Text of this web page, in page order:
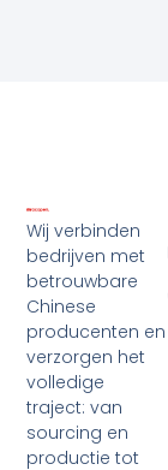
Wij verbinden
bedrijven met
betrouwbare
Chinese
producenten en
verzorgen het
volledige
traject: van
sourcing en
productie tot